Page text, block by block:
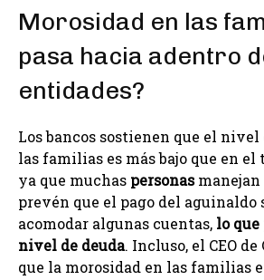
Morosidad en las
pasa hacia adentro
entidades?
Los bancos sostienen que el nivel
las familias es más bajo que en
ya que muchas personasmanejan
prevén que el pago del aguinaldo
acomodar algunas cuentas, lo
nivel de deuda. Incluso, el CEO
que la morosidad en las familias